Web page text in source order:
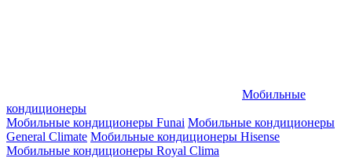
Мобильные
кондиционеры
Мобильные кондиционеры Funai Мобильные кондиционеры
General Climate Мобильные кондиционеры Hisense
Мобильные кондиционеры Royal Clima